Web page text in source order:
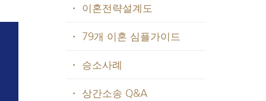
・ 이혼전략설계도
・ 79개 이혼 심플가이드
・ 승소사례
・ 상간소송 Q&A